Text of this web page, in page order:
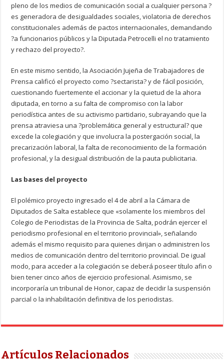
pleno de los medios de comunicación social a cualquier persona ?
es generadora de desigualdades sociales, violatoria de derechos
constitucionales además de pactos internacionales, demandando
?a funcionarios públicos y la Diputada Petrocelli el no tratamiento
y rechazo del proyecto?.
En este mismo sentido, la Asociación Jujeña de Trabajadores de
Prensa calificó el proyecto como ?sectarista? y de fácil posición,
cuestionando fuertemente el accionar y la quietud de la ahora
diputada, en torno a su falta de compromiso con la labor
periodística antes de su activismo partidario, subrayando que la
prensa atraviesa una ?problemática general y estructural? que
excede la colegiación y que involucra la postergación social, la
precarización laboral, la falta de reconocimiento de la formación
profesional, y la desigual distribución de la pauta publicitaria.
Las bases del proyecto
El polémico proyecto ingresado el 4 de abril a la Cámara de
Diputados de Salta establece que «solamente los miembros del
Colegio de Periodistas de la Provincia de Salta, podrán ejercer el
periodismo profesional en el territorio provincial», señalando
además el mismo requisito para quienes dirijan o administren los
medios de comunicación dentro del territorio provincial. De igual
modo, para acceder a la colegiación se deberá poseer título afin o
bien tener cinco años de ejercicio profesional. Asimismo, se
incorporaría un tribunal de Honor, capaz de decidir la suspensión
parcial o la inhabilitación definitiva de los periodistas.
Artículos Relacionados